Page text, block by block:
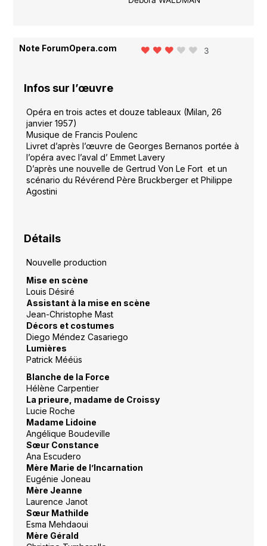
Note ForumOpera.com 3
Infos sur l’œuvre
Opéra en trois actes et douze tableaux (Milan, 26
janvier 1957)
Musique de Francis Poulenc
Livret d’après l’œuvre de Georges Bernanos portée à
l’opéra avec l’aval d’ Emmet Lavery
D’après une nouvelle de Gertrud Von Le Fort et un
scénario du Révérend Père Bruckberger et Philippe
Agostini
Détails
Nouvelle production
Mise en scène
Louis Désiré
Assistant à la mise en scène
Jean-Christophe Mast
Décors et costumes
Diego Méndez Casariego
Lumières
Patrick Mééüs
Blanche de la Force
Hélène Carpentier
La prieure, madame de Croissy
Lucie Roche
Madame Lidoine
Angélique Boudeville
Sœur Constance
Ana Escudero
Mère Marie de l’Incarnation
Eugénie Joneau
Mère Jeanne
Laurence Janot
Sœur Mathilde
Esma Mehdaoui
Mère Gérald